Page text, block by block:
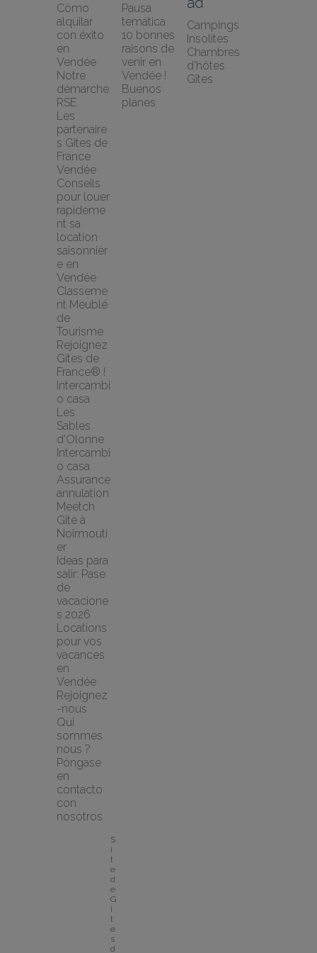
Cómo
alquilar
con éxito
en
Vendée
Notre
démarche
RSE
Les
partenaire
s Gites de
France
Vendée
Conseils
pour louer
rapideme
nt sa
location
saisonnièr
e en
Vendée
Classeme
nt Meublé
de
Tourisme
Rejoignez
Gîtes de
France® !
Intercambi
o casa
Les
Sables
d'Olonne
Intercambi
o casa
Assurance
annulation
Meetch
Gîte à
Noirmouti
er
Ideas para
salir: Pase
de
vacacione
s 2026
Locations
pour vos
vacances
en
Vendée
Rejoignez
-nous
Qui
sommes
nous ?
Póngase
en
contacto
con
nosotros
Pausa
temática
10 bonnes
raisons de
venir en
Vendée !
Buenos
planes
Campings
Insolites
Chambres
d'hôtes
Gîtes
S
i
t
e
d
e
G
î
t
e
s
d